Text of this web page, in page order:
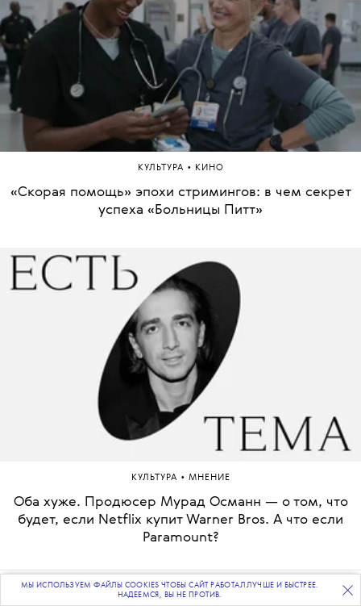
ПОДПИСЫВАЙТЕСЬНА НАШУ ВЕЧЕРНЮЮ РАССЫЛКУ
КУЛЬТУРА • КИНО
«Скорая помощь» эпохи стримингов: в чем секрет
успеха «Больницы Питт»
КУЛЬТУРА • МНЕНИЕ
Оба хуже. Продюсер Мурад Османн — о том, что
будет, если Netflix купит Warner Bros. А что если
Paramount?
МЫ ИСПОЛЬЗУЕМ ФАЙЛЫ COOKIES ЧТОБЫ САЙТ РАБОТАЛ ЛУЧШЕ И БЫСТРЕЕ.
НАДЕЕМСЯ, ВЫ НЕ ПРОТИВ.